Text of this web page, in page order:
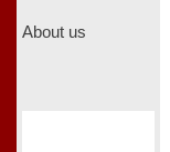
About us